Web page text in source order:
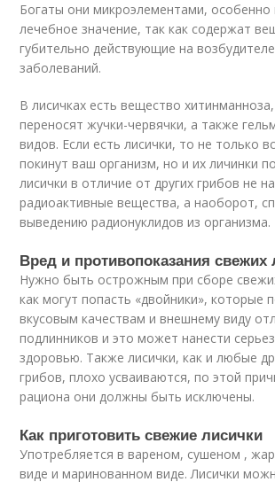
Богаты они микроэлементами, особенно
лечебное значение, так как содержат
губительно действующие на
заболеваний.
В лисичках есть вещество
переносят жучки-червячки, а также
видов. Если есть лисички, то не только
покинут ваш организм, но и их личинки
лисички в отличие от других грибов не
радиоактивные вещества, а наоборот,
выведению радионуклидов из организма.
Вред и противопоказания свежих
Нужно быть острожным при сборе
как могут попасть «двойники», которые
вкусовым качествам и внешнему виду
подлинников и это может нанести
здоровью. Также лисички, как и любые
грибов, плохо усваиваются, по этой
рациона они должны быть исключены.
Как приготовить свежие лисички
Употребляется в вареном, сушеном ,
виде и маринованном виде. Лисички